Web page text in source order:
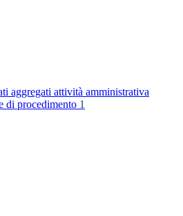
aggregati attività amministrativa
di procedimento 1